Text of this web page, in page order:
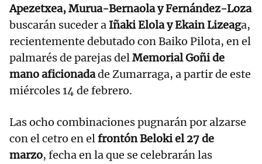
Apezetxea, Murua-Bernaola y Fernández-Loza
buscarán suceder a Iñaki Elola y Ekain Lizeaga,
recientemente debutado con Baiko Pilota, en el
palmarés de parejas delMemorial Goñi de
mano aficionadade Zumarraga, a partir de este
miércoles 14 de febrero.
Las ocho combinaciones pugnarán por alzarse
con el cetro en elfrontón Beloki el 27 de
marzo, fecha en la que se celebrarán las